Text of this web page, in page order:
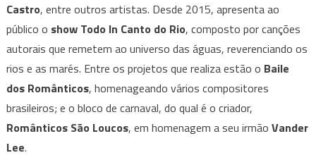
Castro, entre outros artistas. Desde 2015, apresenta ao
público o show Todo In Canto do Rio, composto por canções
autorais que remetem ao universo das águas, reverenciando os
rios e as marés. Entre os projetos que realiza estão o Baile
dos Românticos, homenageando vários compositores
brasileiros; e o bloco de carnaval, do qual é o criador,
Românticos São Loucos, em homenagem a seu irmão Vander
Lee.